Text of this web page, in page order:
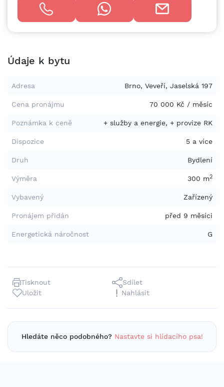
Tisknout
Sdílet
Uložit
Nahlásit
Hledáte něco podobného? Nastavte si hlídacího psa!
Údaje k bytu
Adresa Brno, Veveří, Jaselská 197
Cena pronájmu 70 000 Kč / měsíc
Poznámka k ceně + služby a energie, + provize RK
Dispozice 5 a více
Druh Bydlení
Výměra 300 m2
Vybavený Zařízený
Pronájem přidán před 9 měsíci
Energetická náročnost G